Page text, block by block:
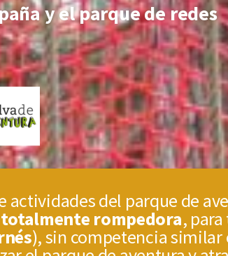
y el parque de redes
actividades del parque de
rompedora,
), sin competencia similar